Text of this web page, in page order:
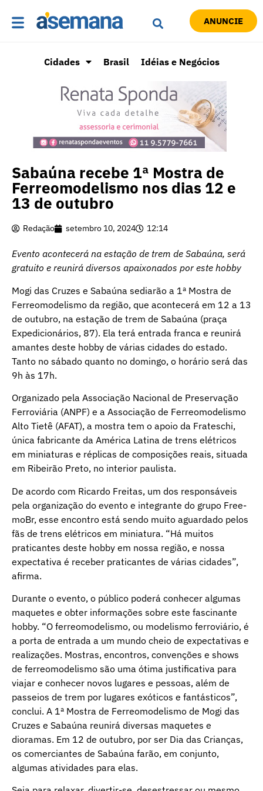
ANUNCIE
Cidades Brasil Idéias e Negócios
Sabaúna recebe 1ª Mostra de
Ferreomodelismo nos dias 12 e
13 de outubro
Redação setembro 10, 2024 12:14
Evento acontecerá na estação de trem de Sabaúna, será
gratuito e reunirá diversos apaixonados por este hobby
Mogi das Cruzes e Sabaúna sediarão a 1ª Mostra de
Ferreomodelismo da região, que acontecerá em 12 a 13
de outubro, na estação de trem de Sabaúna (praça
Expedicionários, 87). Ela terá entrada franca e reunirá
amantes deste hobby de várias cidades do estado.
Tanto no sábado quanto no domingo, o horário será das
9h às 17h.
Organizado pela Associação Nacional de Preservação
Ferroviária (ANPF) e a Associação de Ferreomodelismo
Alto Tietê (AFAT), a mostra tem o apoio da Frateschi,
única fabricante da América Latina de trens elétricos
em miniaturas e réplicas de composições reais, situada
em Ribeirão Preto, no interior paulista.
De acordo com Ricardo Freitas, um dos responsáveis
pela organização do evento e integrante do grupo Free-
moBr, esse encontro está sendo muito aguardado pelos
fãs de trens elétricos em miniatura. “Há muitos
praticantes deste hobby em nossa região, e nossa
expectativa é receber praticantes de várias cidades”,
afirma.
Durante o evento, o público poderá conhecer algumas
maquetes e obter informações sobre este fascinante
hobby. “O ferreomodelismo, ou modelismo ferroviário, é
a porta de entrada a um mundo cheio de expectativas e
realizações. Mostras, encontros, convenções e shows
de ferreomodelismo são uma ótima justificativa para
viajar e conhecer novos lugares e pessoas, além de
passeios de trem por lugares exóticos e fantásticos”,
conclui. A 1ª Mostra de Ferreomodelismo de Mogi das
Cruzes e Sabaúna reunirá diversas maquetes e
dioramas. Em 12 de outubro, por ser Dia das Crianças,
os comerciantes de Sabaúna farão, em conjunto,
algumas atividades para elas.